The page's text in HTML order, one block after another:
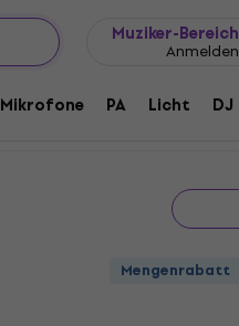
Muziker-Bereich
Anmelden
Mikrofone PA Licht DJ
Mengenrabatt